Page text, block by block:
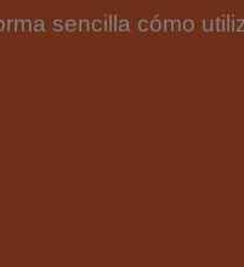
sencilla cómo